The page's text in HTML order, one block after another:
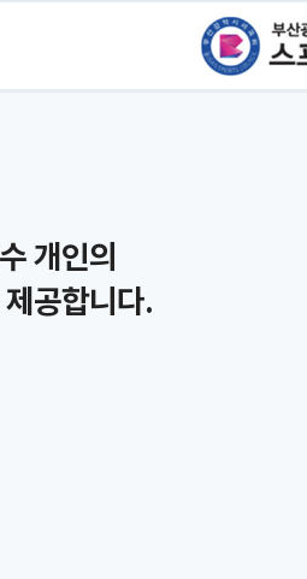
개인의
공합니다.